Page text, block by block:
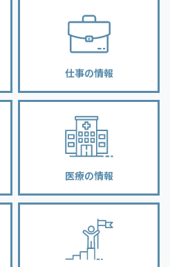
仕事の情報
医療の情報